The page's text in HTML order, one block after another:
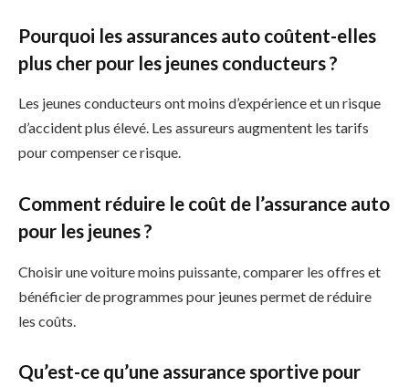
Pourquoi les assurances auto coûtent-elles
plus cher pour les jeunes conducteurs ?
Les jeunes conducteurs ont moins d’expérience et un risque
d’accident plus élevé. Les assureurs augmentent les tarifs
pour compenser ce risque.
Comment réduire le coût de l’assurance auto
pour les jeunes ?
Choisir une voiture moins puissante, comparer les offres et
bénéficier de programmes pour jeunes permet de réduire
les coûts.
Qu’est-ce qu’une assurance sportive pour